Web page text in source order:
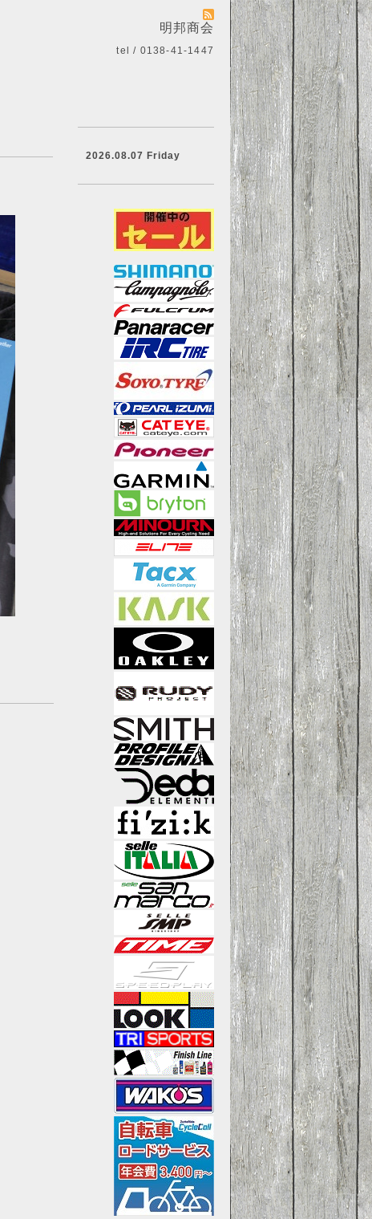
明邦商会
tel / 0138-41-1447
2026.08.07 Friday